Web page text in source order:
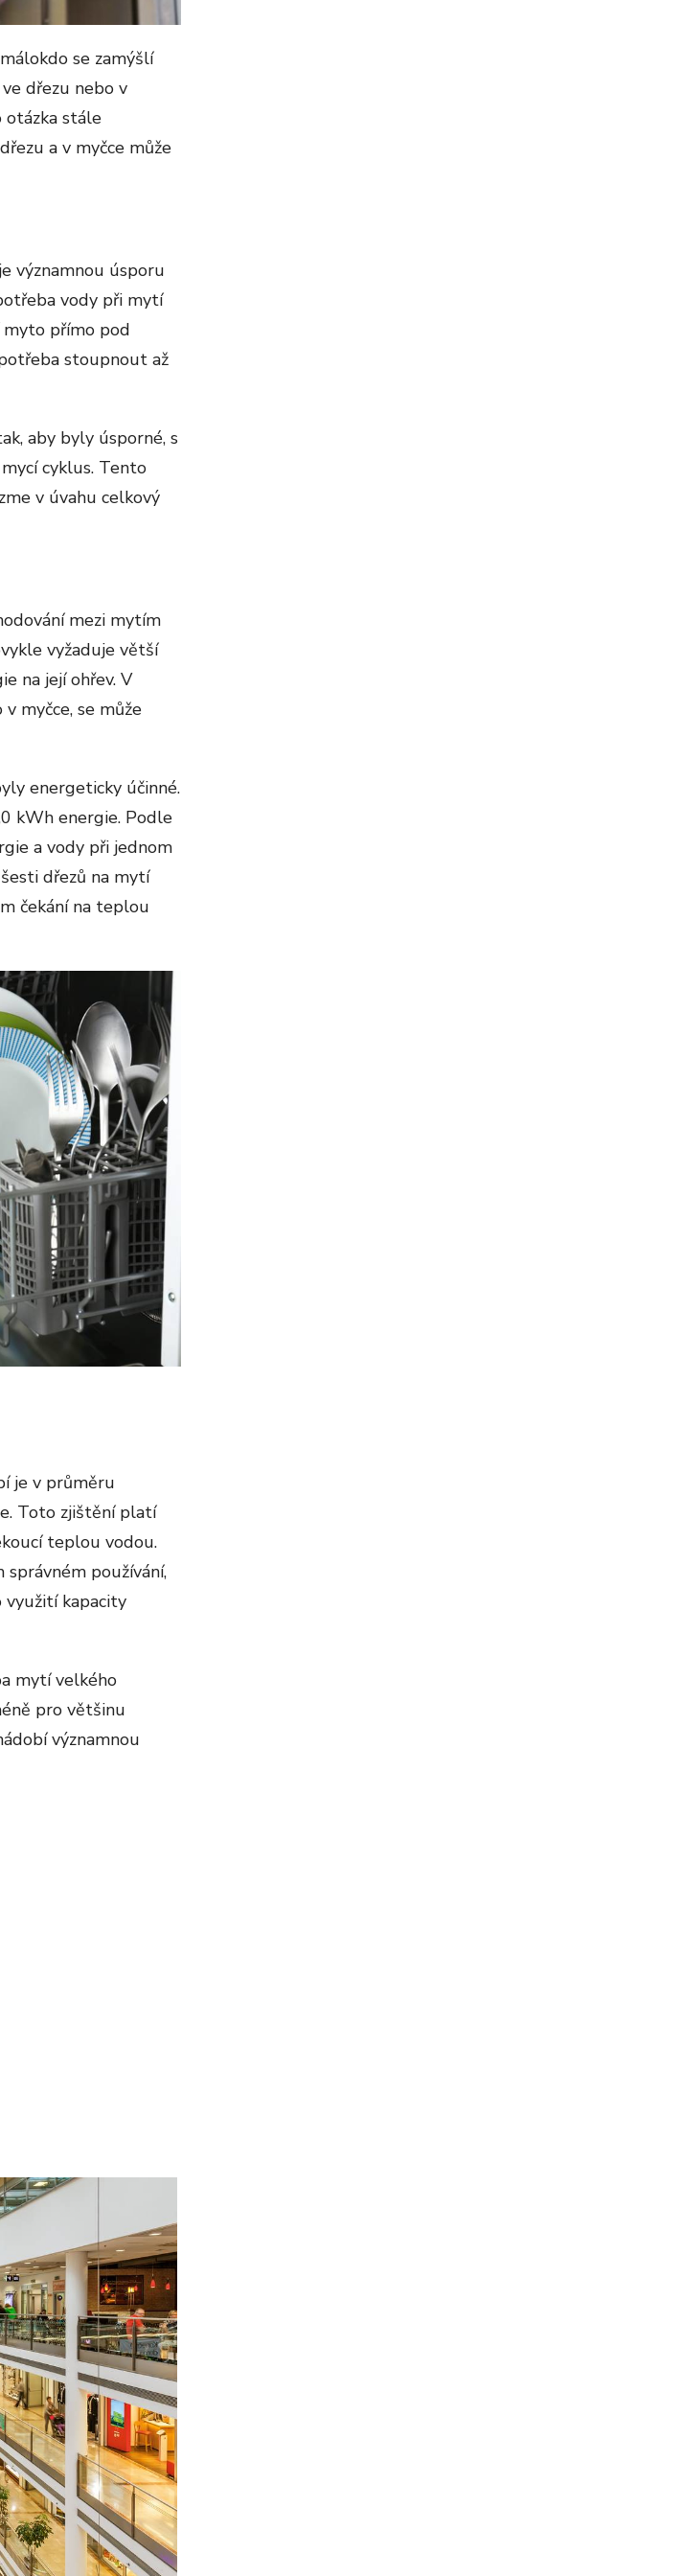
se zamýšlí
dřezu nebo v
otázka stále
a v myčce může
významnou úsporu
vody při mytí
přímo pod
stoupnout až
aby byly úsporné, s
cyklus. Tento
v úvahu celkový
mezi mytím
vyžaduje větší
na její ohřev. V
myčce, se může
energeticky účinné.
kWh energie. Podle
a vody při jednom
dřezů na mytí
čekání na teplou
je v průměru
Toto zjištění platí
teplou vodou.
správném používání,
využití kapacity
mytí velkého
pro většinu
významnou